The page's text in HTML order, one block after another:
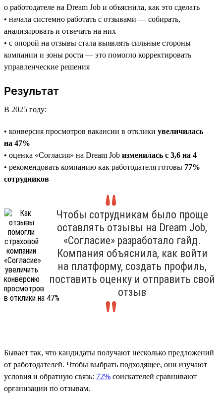
о работодателе на Dream Job и объяснила, как это сделать
• начала системно работать с отзывами — собирать,
анализировать и отвечать на них
• с опорой на отзывы стала выявлять сильные стороны
компании и зоны роста — это помогло корректировать
управленческие решения
Результат
В 2025 году:
• конверсия просмотров вакансии в отклики увеличилась
на 47%
• оценка «Согласия» на Dream Job изменилась с 3,6 на 4
• рекомендовать компанию как работодателя готовы 77%
сотрудников
Чтобы сотрудникам было проще
оставлять отзывы на Dream Job,
«Согласие» разработало гайд.
Компания объяснила, как войти
на платформу, создать профиль,
поставить оценку и отправить свой
отзыв
Бывает так, что кандидаты получают несколько предложений
от работодателей. Чтобы выбрать подходящее, они изучают
условия и обратную связь: 72% соискателей сравнивают
организации по отзывам.